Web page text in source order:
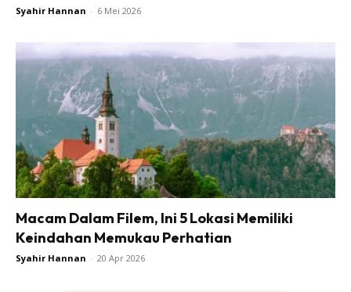
Syahir Hannan - 6 Mei 2026
Macam Dalam Filem, Ini 5 Lokasi Memiliki
Keindahan Memukau Perhatian
Syahir Hannan - 20 Apr 2026